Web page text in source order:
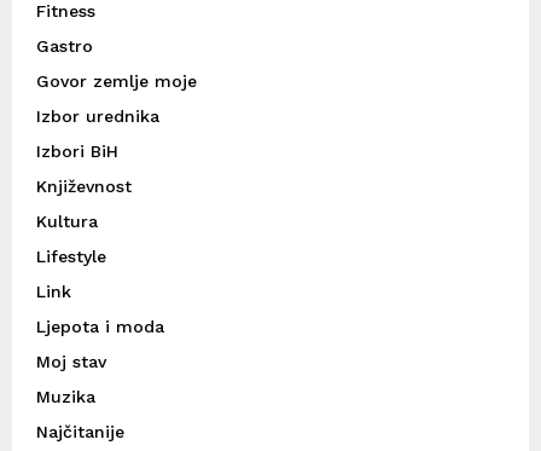
Fitness
Gastro
Govor zemlje moje
Izbor urednika
Izbori BiH
Književnost
Kultura
Lifestyle
Link
Ljepota i moda
Moj stav
Muzika
Najčitanije